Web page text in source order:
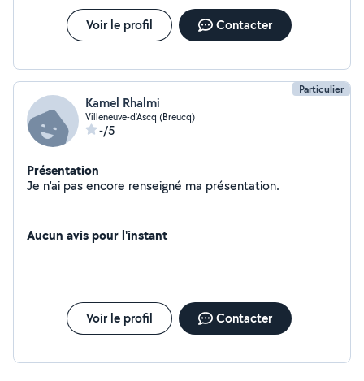
Voir le profil Contacter
Particulier
Kamel Rhalmi
Villeneuve-d'Ascq (Breucq)
-/5
Présentation
Je n'ai pas encore renseigné ma présentation.
Aucun avis pour l'instant
Voir le profil Contacter